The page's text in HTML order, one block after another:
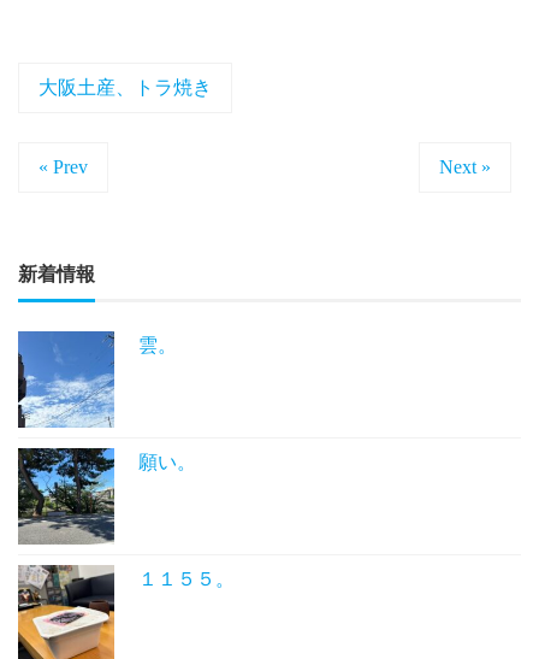
大阪土産、トラ焼き
« Prev Next »
新着情報
雲。
願い。
１１５５。